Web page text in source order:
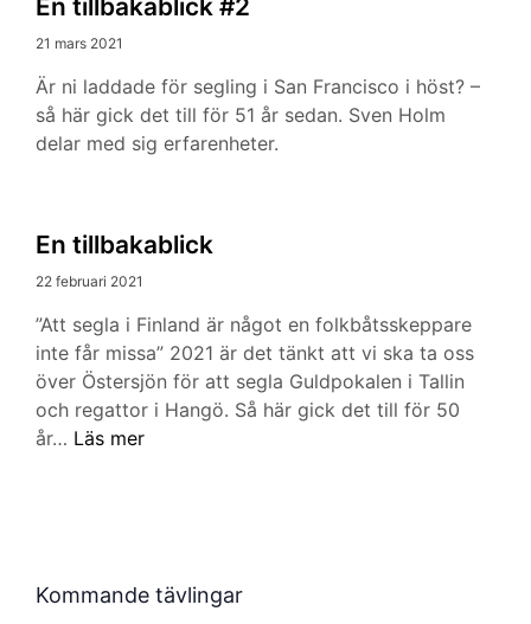
En tillbakablick #2
21 mars 2021
Är ni laddade för segling i San Francisco i höst? –
så här gick det till för 51 år sedan. Sven Holm
delar med sig erfarenheter.
En tillbakablick
22 februari 2021
”Att segla i Finland är något en folkbåtsskeppare
inte får missa” 2021 är det tänkt att vi ska ta oss
över Östersjön för att segla Guldpokalen i Tallin
och regattor i Hangö. Så här gick det till för 50
år… En
Läs mer
Kommande tävlingar